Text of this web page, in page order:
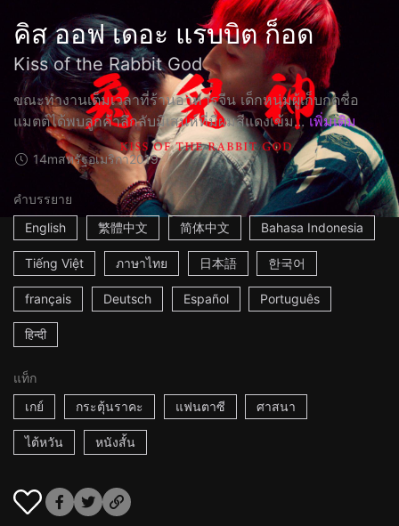
คิส ออฟ เดอะ แรบบิต ก็อด
Kiss of the Rabbit God
ขณะทำงานเต็มเวลาที่ร้านอาหารจีน เด็กหนุ่มผู้เก็บกดชื่อ
แมตต์ได้พบลูกค้าลึกลับมีเสน่ห์ที่มีผมสีแดงเข้ม... เพิ่มเติม
14mสหรัฐอเมริกา2019
คำบรรยาย
English
繁體中文 简体中文 Bahasa Indonesia
Tiếng Việt ภาษาไทย 日本語 한국어
français Deutsch Español Português
हिन्दी
แท็ก
เกย์
กระตุ้นราคะ แฟนตาซี ศาสนา
ไต้หวัน หนังสั้น